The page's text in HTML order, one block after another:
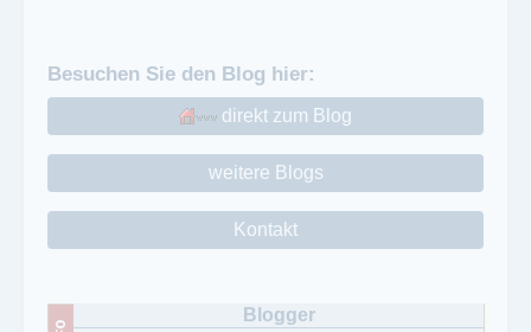
Besuchen Sie den Blog hier:
direkt zum Blog
weitere Blogs
Kontakt